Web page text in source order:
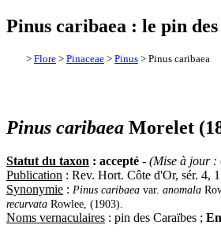
Pinus caribaea : le pin
> Flore > Pinaceae > Pinus > Pinus caribaea
Pinus caribaea Morelet
Statut du taxon : accepté - (Mise à jour :
Publication : Rev. Hort. Côte d'Or, sér. 4,
Synonymie : Pinus caribaea var. anomala
recurvata Rowlee, (1903).
Noms vernaculaires : pin des Caraïbes ;